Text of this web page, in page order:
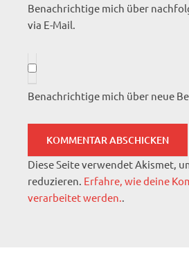
Benachrichtige mich über
via E-Mail.
Benachrichtige mich über neue
Diese Seite verwendet Akismet,
reduzieren. Erfahre, wie deine
verarbeitet werden..